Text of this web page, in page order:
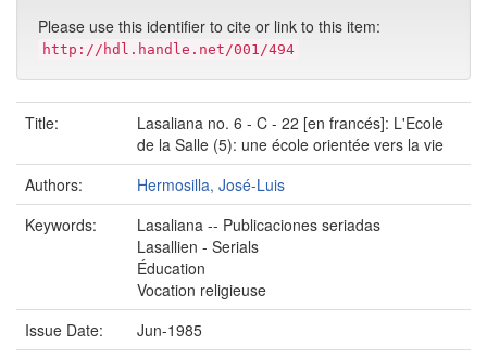
Please use this identifier to cite or link to this item:
http://hdl.handle.net/001/494
Title:
Lasaliana no. 6 - C - 22 [en francés]: L'Ecole
de la Salle (5): une école orientée vers la vie
Authors:
Hermosilla, José-Luis
Keywords:
Lasaliana -- Publicaciones seriadas
Lasallien - Serials
Éducation
Vocation religieuse
Issue Date:
Jun-1985